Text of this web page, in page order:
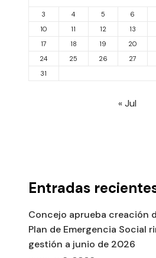
3
4 5 6
10
11 12 13
17
18 19 20
24
25 26 27
31
« Jul
Entradas
Concejo aprueba creación
Plan de Emergencia Social
gestión a junio de 2026